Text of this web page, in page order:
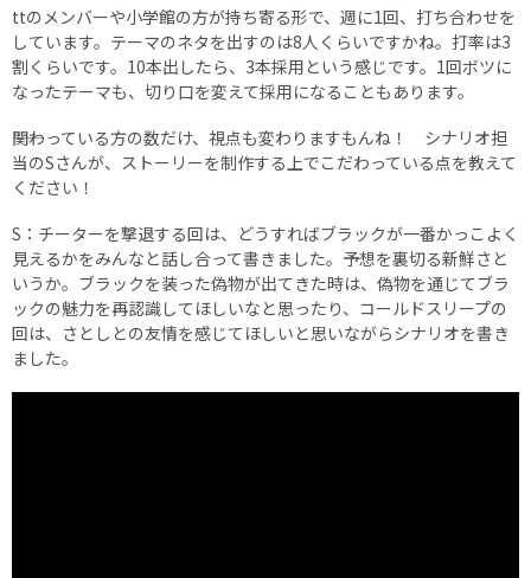
ttのメンバーや小学館の方が持ち寄る形で、週に1回、打ち合わせを
しています。テーマのネタを出すのは8人くらいですかね。打率は3
割くらいです。10本出したら、3本採用という感じです。1回ボツに
なったテーマも、切り口を変えて採用になることもあります。
――関わっている方の数だけ、視点も変わりますもんね！ シナリオ担
当のSさんが、ストーリーを制作する上でこだわっている点を教えて
ください！
S：チーターを撃退する回は、どうすればブラックが一番かっこよく
見えるかをみんなと話し合って書きました。予想を裏切る新鮮さと
いうか。ブラックを装った偽物が出てきた時は、偽物を通じてブラ
ックの魅力を再認識してほしいなと思ったり、コールドスリープの
回は、さとしとの友情を感じてほしいと思いながらシナリオを書き
ました。